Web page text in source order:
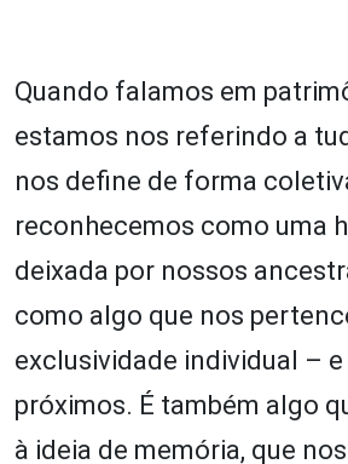
Quando falamos em
estamos nos referindo a
nos define de forma
reconhecemos como uma
deixada por nossos
como algo que nos
exclusividade individual –
próximos. É também algo
à ideia de memória, que